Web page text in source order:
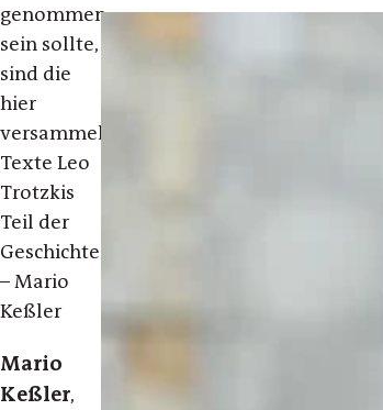
genommen
sein sollte,
sind die
hier
versammelten
Texte Leo
Trotzkis
Teil der
Geschichte.«
– Mario
Keßler
Mario
Keßler,